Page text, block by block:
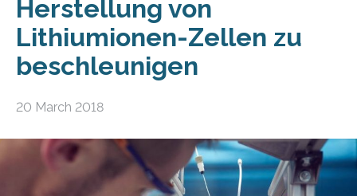
Herstellung von
Lithiumionen-Zellen zu
beschleunigen
20 March 2018